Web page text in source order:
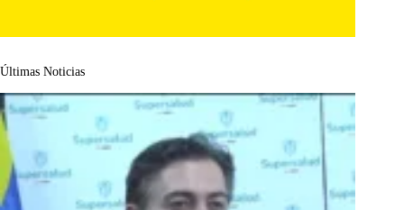
Últimas Noticias